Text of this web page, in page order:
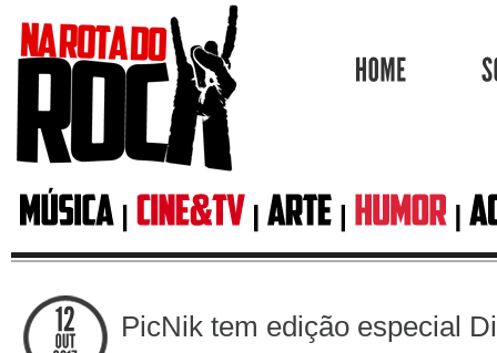
PicNik tem edição especial